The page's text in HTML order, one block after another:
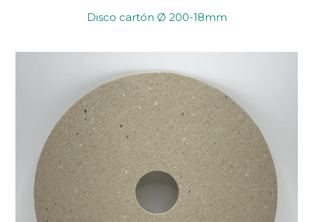
Disco cartón Ø 200-18mm